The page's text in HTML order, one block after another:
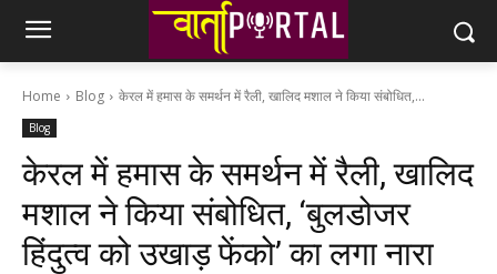
Home Blog केरल में हमास के समर्थन में रैली, खालिद मशाल ने किया संबोधित,...
Blog
केरल में हमास के समर्थन में रैली, खालिद
मशाल ने किया संबोधित, ‘बुलडोजर
हिंदुत्व को उखाड़ फेंको’ का लगा नारा